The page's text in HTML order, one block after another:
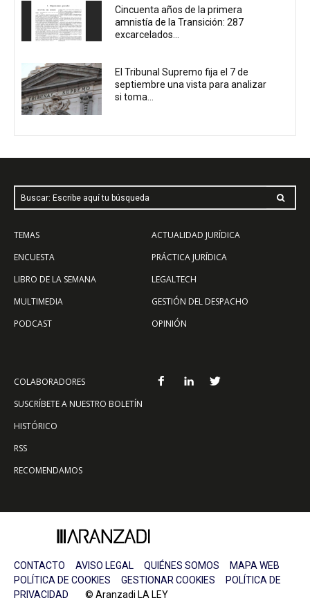
Cincuenta años de la primera
amnistía de la Transición: 287
excarcelados...
El Tribunal Supremo fija el 7 de
septiembre una vista para analizar
si toma...
Buscar: Escribe aquí tu búsqueda
TEMAS
ENCUESTA
LIBRO DE LA SEMANA
MULTIMEDIA
PODCAST
ACTUALIDAD JURÍDICA
PRÁCTICA JURÍDICA
LEGALTECH
GESTIÓN DEL DESPACHO
OPINIÓN
COLABORADORES
SUSCRÍBETE A NUESTRO BOLETÍN
HISTÓRICO
RSS
RECOMENDAMOS
CONTACTO AVISO LEGAL QUIÉNES SOMOS
MAPA WEB
POLÍTICA DE COOKIES
GESTIONAR COOKIES
POLÍTICA DE
PRIVACIDAD © Aranzadi LA LEY